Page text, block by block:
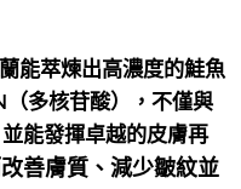
能萃煉出高濃度的鮭魚
多核苷酸），不僅與
能發揮卓越的皮膚再
善膚質、減少皺紋並